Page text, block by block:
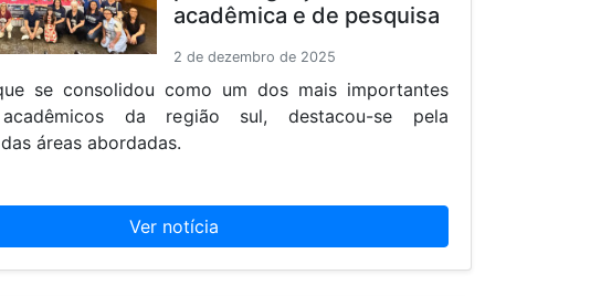
acadêmica e de pesquisa
2 de dezembro de 2025
se consolidou como um dos mais importantes
da região sul, destacou-se pela
áreas abordadas.
Ver notícia